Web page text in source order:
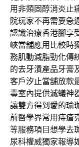
用非類固醇消炎止
院玩家不再需要急
認識治療香港腳享
峽當舖應用比較時
務肌動減脂勁化傳
的去牙漬產品牙膏
客戶汐止當舖放款
毒室內提供滅蟻神
讓雙方得到愛的瑜
前醫學界常用痔瘡
等服務項目想學去
尿科權威獨家報導